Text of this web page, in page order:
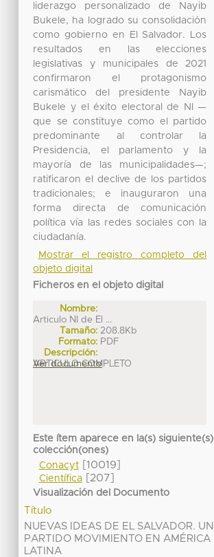
liderazgo personalizado de Nayib
Bukele, ha logrado su consolidación
como gobierno en El Salvador. Los
resultados en las elecciones
legislativas y municipales de 2021
confirmaron el protagonismo
carismático del presidente Nayib
Bukele y el éxito electoral de NI —
que se constituye como el partido
predominante al controlar la
Presidencia, el parlamento y la
mayoría de las municipalidades—;
ratificaron el declive de los partidos
tradicionales; e inauguraron una
forma directa de comunicación
política vía las redes sociales con la
ciudadanía.
Mostrar el registro completo del
objeto digital
Ficheros en el objeto digital
Nombre:
Articulo NI de El ...
Tamaño: 208.8Kb
Formato: PDF
Descripción:
ARTICULO COMPLETO
Ver documento
Este ítem aparece en la(s) siguiente(s)
colección(ones)
Conacyt[10019]
Científica[207]
Visualización del Documento
Título
NUEVAS IDEAS DE EL SALVADOR. UN
PARTIDO MOVIMIENTO EN AMÉRICA
LATINA